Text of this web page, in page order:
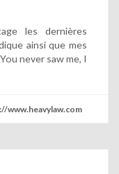
les dernières
ainsi que mes
never saw me, I
www.heavylaw.com